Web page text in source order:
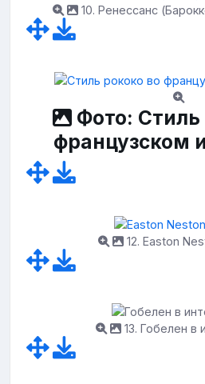
10. Ренессанс
Фото: Стиль
французском
12. Easton
13. Гобелен в